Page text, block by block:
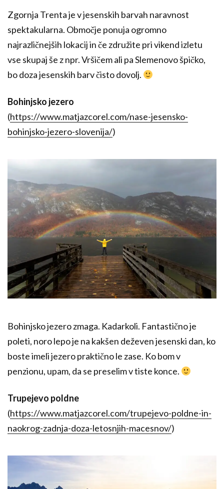
Zgornja Trenta je v jesenskih barvah naravnost
spektakularna. Območje ponuja ogromno
najrazličnejših lokacij in če združite pri vikend izletu
vse skupaj še z npr. Vršičem ali pa Slemenovo špičko,
bo doza jesenskih barv čisto dovolj.
Bohinjsko jezero
(https://www.matjazcorel.com/nase-jesensko-
bohinjsko-jezero-slovenija/)
Bohinjsko jezero zmaga. Kadarkoli. Fantastično je
poleti, noro lepo je na kakšen deževen jesenski dan, ko
boste imeli jezero praktično le zase. Ko bom v
penzionu, upam, da se preselim v tiste konce.
Trupejevo poldne
(https://www.matjazcorel.com/trupejevo-poldne-in-
naokrog-zadnja-doza-letosnjih-macesnov/)